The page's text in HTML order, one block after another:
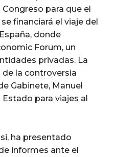
para que el
financiará el viaje del
donde
Forum, un
privadas. La
la controversia
Gabinete, Manuel
para viajes al
ha presentado
informes ante el